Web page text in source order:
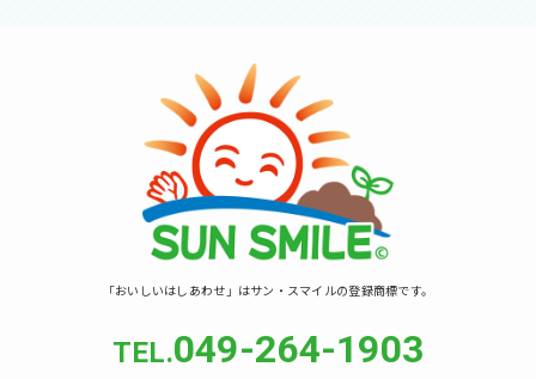
「おいしいはしあわせ」はサン・スマイルの登録商標です。
049-264-1903